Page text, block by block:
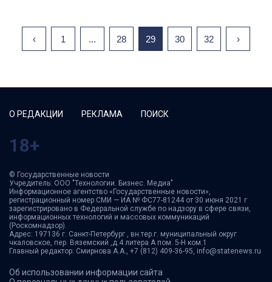
‹ 1 ... 28 29 30 32 ›
О РЕДАКЦИИ РЕКЛАМА ПОИСК
18+
© Государственные новости
Учредитель: ООО "Технологии. Бизнес. Медиа"
Информационное агентство «Государственные новости»,
регистрационный номер СМИ — ИА № ФС77-81244 от 30 июня 2021 г
зарегистрировано в Федеральной службе по надзору в сфере связи,
информационных технологий и массовых коммуникаций
(Роскомнадзор).
Адрес: 197136 г. Санкт-Петербург , вн.тер.г. муниципальный округ
чкаловское, пер. Вяземский ,д.4 литера А пом. 5-Н ком.1
Главный редактор: Смирнова А.А., +7 (812) 409-36-95, info@statenews.ru
Об использовании информации сайта